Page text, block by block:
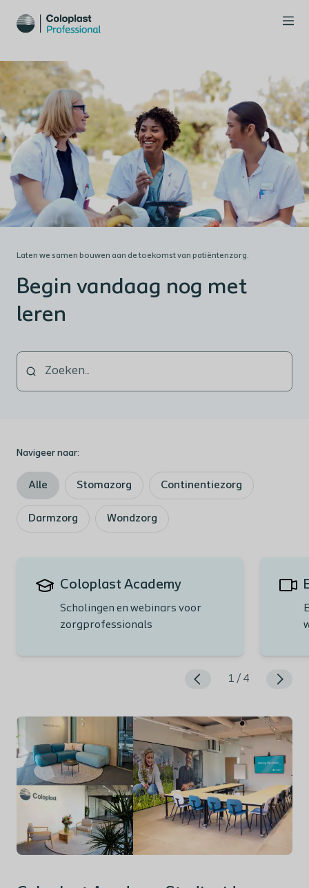
Laten we samen bouwen aan de toekomst van patiëntenzorg.
Begin vandaag nog met
leren
Navigeer naar:
Alle Stomazorg Continentiezorg
Darmzorg Wondzorg
Coloplast Academy
Scholingen en webinars voor
zorgprofessionals
1 / 4